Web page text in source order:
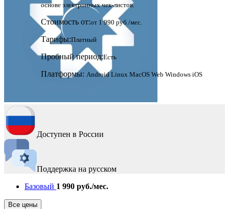
основе электронных чек-листов.
Стоимость от:от 1 990 руб./мес.
Тарифы:Платный
Пробный период:Есть
Платформы: Android Linux MacOS Web Windows iOS
Доступен в России
Поддержка на русском
Базовый 1 990 руб./мес.
Все цены